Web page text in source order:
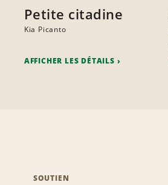
Petite citadine
Kia Picanto
AFFICHER LES DÉTAILS
SOUTIEN